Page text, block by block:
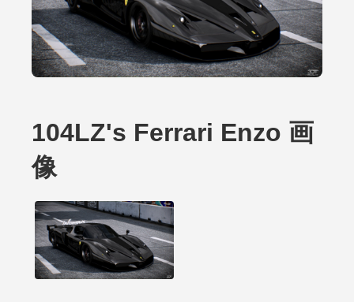
104LZ's Ferrari Enzo 画
像